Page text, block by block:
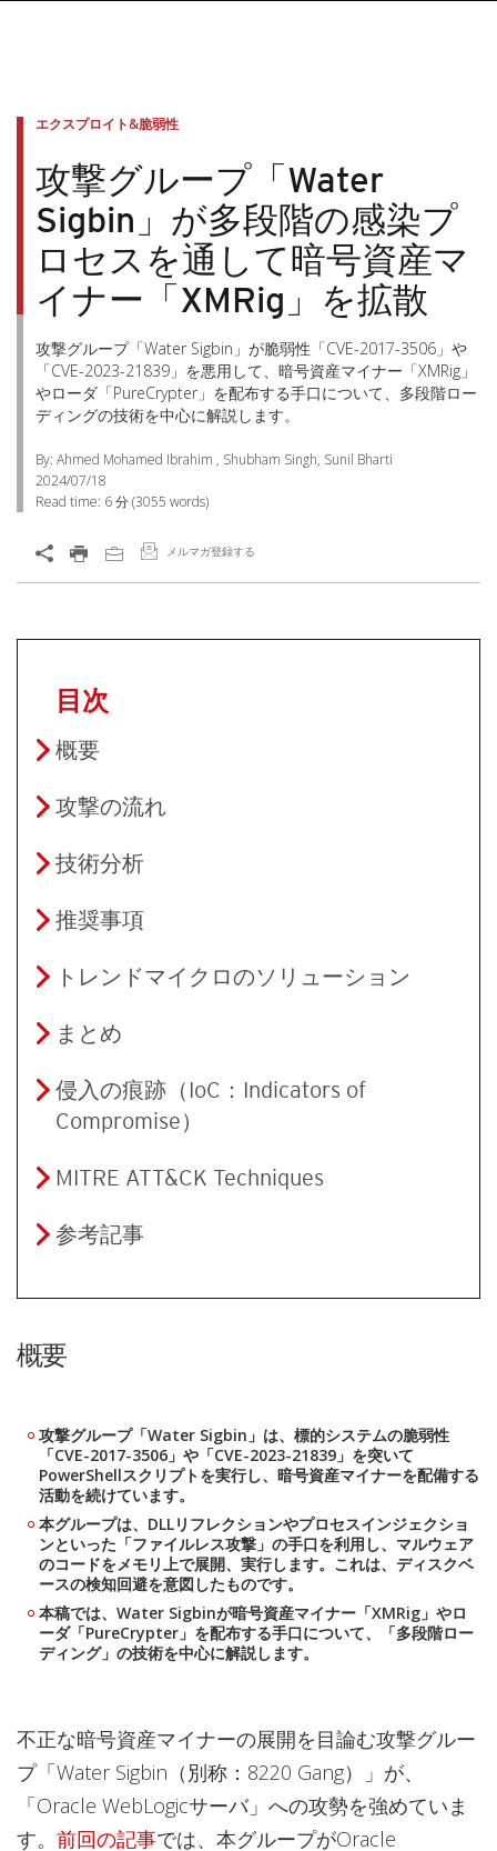
エクスプロイト&脆弱性
攻撃グループ「Water
Sigbin」が多段階の感染プ
ロセスを通して暗号資産マ
イナー「XMRig」を拡散
攻撃グループ「Water Sigbin」が脆弱性「CVE-2017-3506」や
「CVE-2023-21839」を悪用して、暗号資産マイナー「XMRig」
やローダ「PureCrypter」を配布する手口について、多段階ロー
ディングの技術を中心に解説します。
By: Ahmed Mohamed Ibrahim , Shubham Singh, Sunil Bharti
2024/07/18
Read time: 6 分(3055 words)
メルマガ登録する
目次
概要
攻撃の流れ
技術分析
推奨事項
トレンドマイクロのソリューション
まとめ
侵入の痕跡（IoC：Indicators of
Compromise）
MITRE ATT&CK Techniques
参考記事
概要
攻撃グループ「Water Sigbin」は、標的システムの脆弱性
「CVE-2017-3506」や「CVE-2023-21839」を突いて
PowerShellスクリプトを実行し、暗号資産マイナーを配備する
活動を続けています。
本グループは、DLLリフレクションやプロセスインジェクショ
ンといった「ファイルレス攻撃」の手口を利用し、マルウェア
のコードをメモリ上で展開、実行します。これは、ディスクベ
ースの検知回避を意図したものです。
本稿では、Water Sigbinが暗号資産マイナー「XMRig」やロ
ーダ「PureCrypter」を配布する手口について、「多段階ロー
ディング」の技術を中心に解説します。
不正な暗号資産マイナーの展開を目論む攻撃グルー
プ「Water Sigbin（別称：8220 Gang）」が、
「Oracle WebLogicサーバ」への攻勢を強めていま
す。 前回の記事では、本グループがOracle